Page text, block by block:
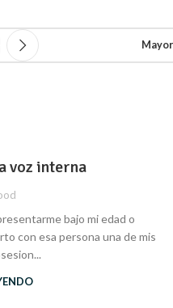
Mayor
voz interna
bajo mi edad o
con esa persona una de mis